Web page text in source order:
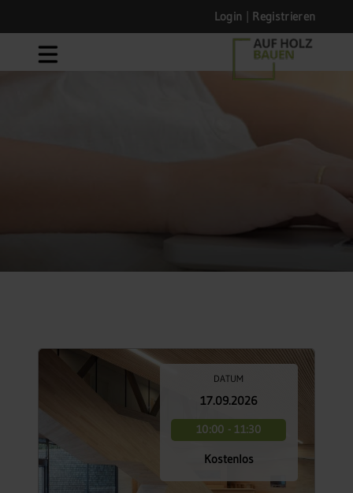
Login Registrieren
DATUM
17.09.2026
10:00 - 11:30
Kostenlos